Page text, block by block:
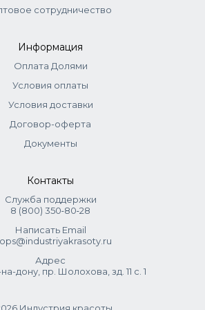
сотрудничество
Информация
Оплата Долями
Условия оплаты
Условия доставки
Договор-оферта
Документы
Контакты
Служба поддержки
8 (800) 350‑80‑28
Написать Email
Адрес
дону, пр. Шолохова, зд. 11 с. 1